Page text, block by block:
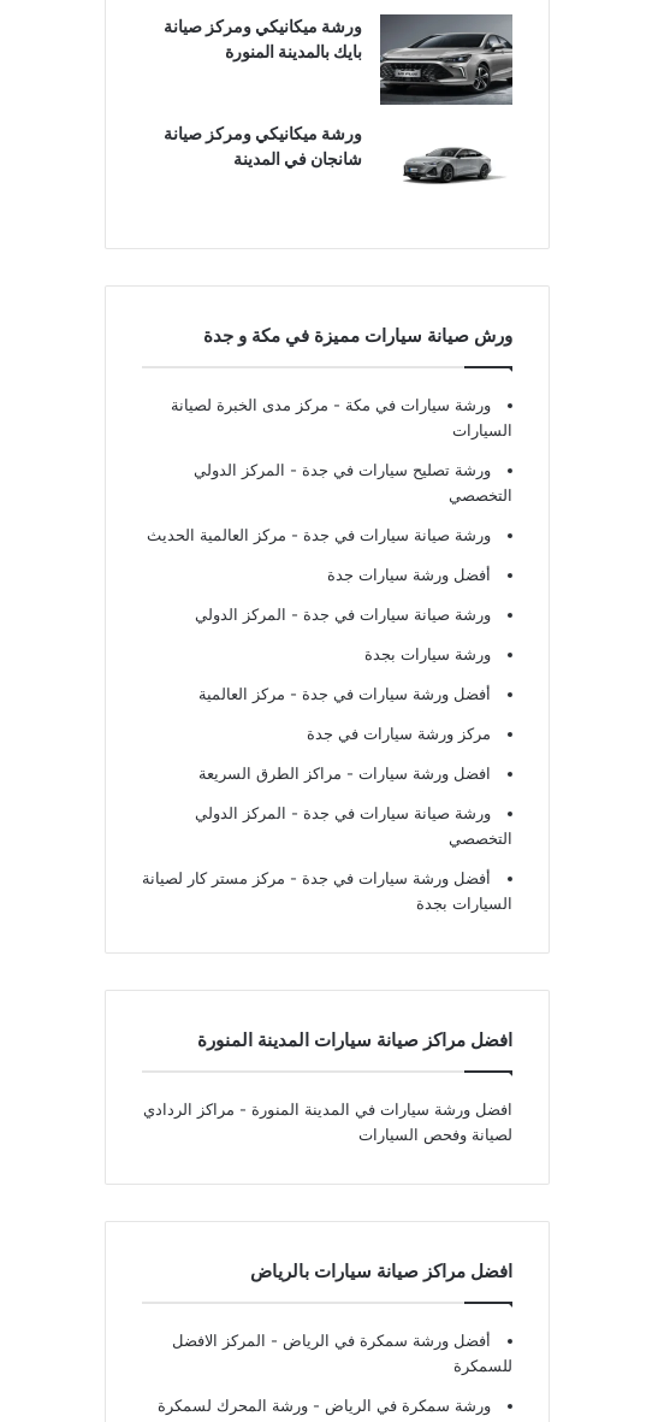
ورشة ميكانيكي ومركز صيانة
بايك بالمدينة المنورة
ورشة ميكانيكي ومركز صيانة
شانجان في المدينة
ورش صيانة سيارات مميزة في مكة و جدة
ورشة سيارات في مكة - مركز مدى الخبرة لصيانة
السيارات
ورشة تصليح سيارات في جدة - المركز الدولي
التخصصي
ورشة صيانة سيارات في جدة - مركز العالمية الحديث
أفضل ورشة سيارات جدة
ورشة صيانة سيارات في جدة - المركز الدولي
ورشة سيارات بجدة
أفضل ورشة سيارات في جدة - مركز العالمية
مركز ورشة سيارات في جدة
افضل ورشة سيارات - مراكز الطرق السريعة
ورشة صيانة سيارات في جدة - المركز الدولي
التخصصي
أفضل ورشة سيارات في جدة - مركز مستر كار لصيانة
السيارات بجدة
افضل مراكز صيانة سيارات المدينة المنورة
افضل ورشة سيارات في المدينة المنورة - مراكز الردادي
لصيانة وفحص السيارات
افضل مراكز صيانة سيارات بالرياض
أفضل ورشة سمكرة في الرياض - المركز الافضل
للسمكرة
ورشة سمكرة في الرياض - ورشة المحرك لسمكرة